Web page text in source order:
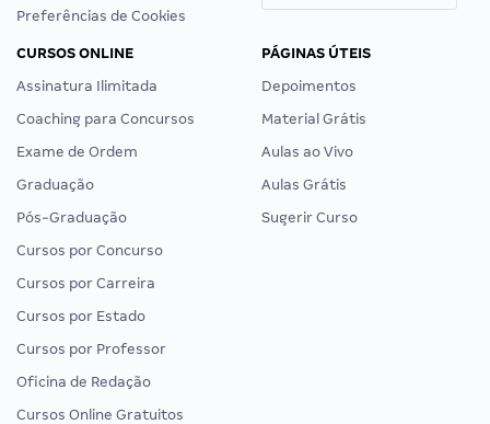
Preferências de Cookies
CURSOS ONLINE
Assinatura Ilimitada
Coaching para Concursos
Exame de Ordem
Graduação
Pós-Graduação
Cursos por Concurso
Cursos por Carreira
Cursos por Estado
Cursos por Professor
Oficina de Redação
Cursos Online Gratuitos
PÁGINAS ÚTEIS
Depoimentos
Material Grátis
Aulas ao Vivo
Aulas Grátis
Sugerir Curso